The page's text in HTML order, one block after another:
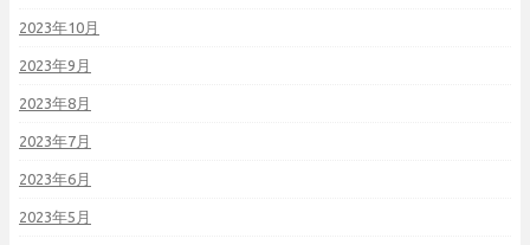
2023年10月
2023年9月
2023年8月
2023年7月
2023年6月
2023年5月